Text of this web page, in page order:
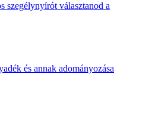
szegélynyírót választanod a
és annak adományozása